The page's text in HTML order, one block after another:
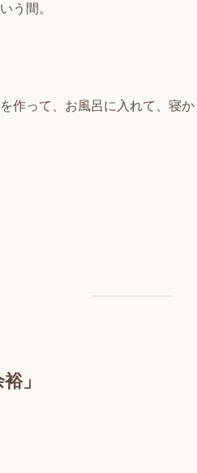
う間。
作って、お風呂に入れて、寝か
」